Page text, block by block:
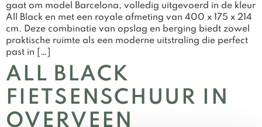
gaat om model Barcelona, volledig uitgevoerd in de kleur
All Black en met een royale afmeting van 400 x 175 x 214
cm. Deze combinatie van opslag en berging biedt zowel
praktische ruimte als een moderne uitstraling die perfect
past in […]
ALL BLACK
FIETSENSCHUUR IN
OVERVEEN